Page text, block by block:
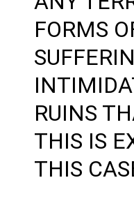
FORMS
RUINS
THIS IS
THIS